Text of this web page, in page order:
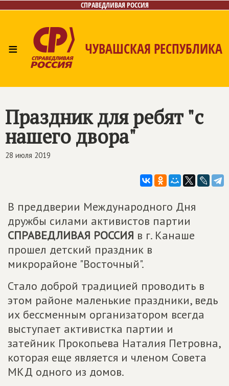
СПРАВЕДЛИВАЯ РОССИЯ
≡ ЧУВАШСКАЯ РЕСПУБЛИКА
Праздник для ребят "с
нашего двора"
28 июля 2019
В преддверии Международного Дня
дружбы силами активистов партии
СПРАВЕДЛИВАЯ РОССИЯ в г. Канаше
прошел детский праздник в
микрорайоне "Восточный".
Стало доброй традицией проводить в
этом районе маленькие праздники, ведь
их бессменным организатором всегда
выступает активистка партии и
затейник Прокопьева Наталия Петровна,
которая еще является и членом Совета
МКД одного из домов.